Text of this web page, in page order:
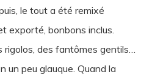
le tout a été remixé
exporté, bonbons inclus.
des fantômes gentils…
un peu glauque. Quand la